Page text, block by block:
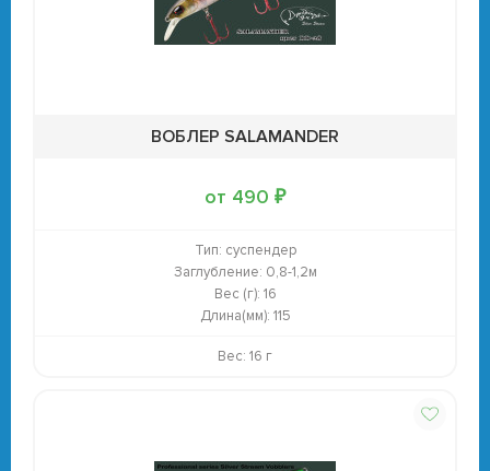
ВОБЛЕР SALAMANDER
от 490 ₽
Тип: суспендер
Заглубление: 0,8-1,2м
Вес (г): 16
Длина(мм): 115
Вес: 16 г